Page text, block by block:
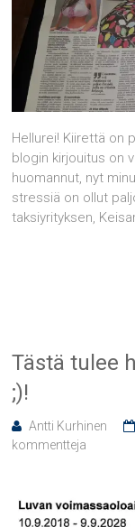
Hellurei! Kiirettä on
blogin kirjouitus on
huomannut, nyt
stressiä on ollut
taksiyrityksen,
Tästä tulee
;)!
Antti Kurhinen
kommentteja